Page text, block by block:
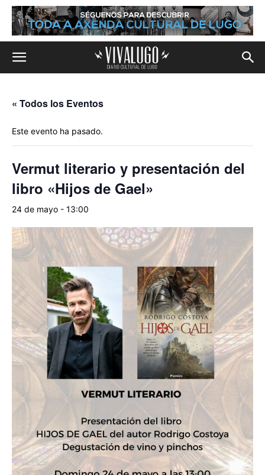
« Todos los Eventos
Este evento ha pasado.
Vermut literario y presentación del
libro «Hijos de Gael»
24 de mayo - 13:00